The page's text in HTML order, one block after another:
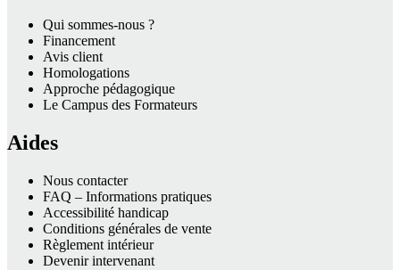
Qui sommes-nous ?
Financement
Avis client
Homologations
Approche pédagogique
Le Campus des Formateurs
Aides
Nous contacter
FAQ – Informations pratiques
Accessibilité handicap
Conditions générales de vente
Règlement intérieur
Devenir intervenant